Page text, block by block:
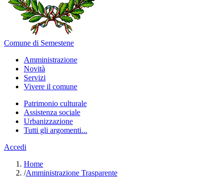
Comune di Semestene
Amministrazione
Novità
Servizi
Vivere il comune
Patrimonio culturale
Assistenza sociale
Urbanizzazione
Tutti gli argomenti...
Accedi
Home
/Amministrazione Trasparente